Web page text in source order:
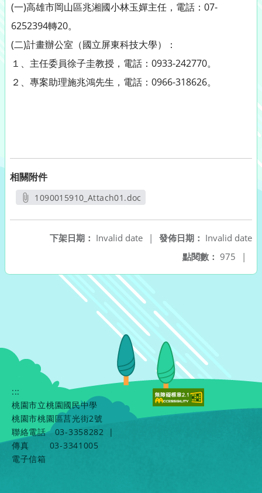
(一)高雄市岡山區兆湘國小林玉嬋主任，電話：07-
6252394轉20。
(二)計畫辦公室（國立屏東科技大學）：
１、主任委員徐子圭教授，電話：0933-242770。
２、專案助理施兆鴻先生，電話：0966-318626。
相關附件
1090015910_Attach01.doc
發佈日期： Invalid date
下架日期： Invalid date
|
點閱數： 975 |
:::
桃園市立桃園國民中學
桃園市桃園區莒光街2號
聯絡電話
03-3358282
|
傳真
03-3341005
電子信箱